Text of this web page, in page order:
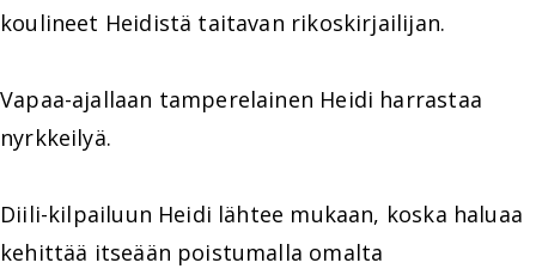
koulineet Heidistä taitavan rikoskirjailijan.
Vapaa-ajallaan tamperelainen Heidi harrastaa
nyrkkeilyä.
Diili-kilpailuun Heidi lähtee mukaan, koska haluaa
kehittää itseään poistumalla omalta